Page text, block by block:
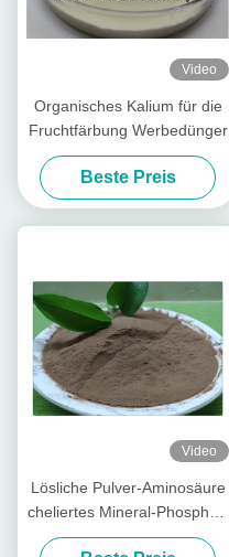
Video
Organisches Kalium für die
Fruchtfärbung Werbedünger
Beste Preis
Video
Lösliche Pulver-Aminosäure
cheliertes Mineral-Phosphor-
Element-niedriges